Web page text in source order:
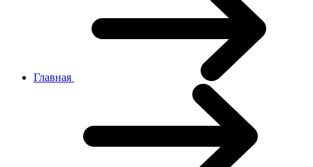
Главная